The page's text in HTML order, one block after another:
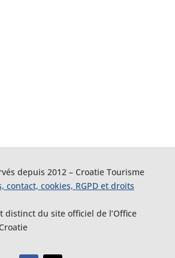
depuis 2012 – Croatie Tourisme
contact, cookies, RGPD et droits
distinct du site officiel de l’Office